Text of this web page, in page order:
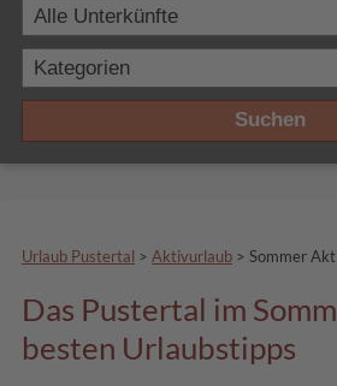
Suchen
Urlaub Pustertal > Aktivurlaub > Sommer
Das Pustertal im
besten Urlaubstipps